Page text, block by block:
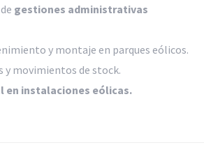
gestiones administrativas
y montaje en parques eólicos.
y movimientos de stock.
en instalaciones eólicas.